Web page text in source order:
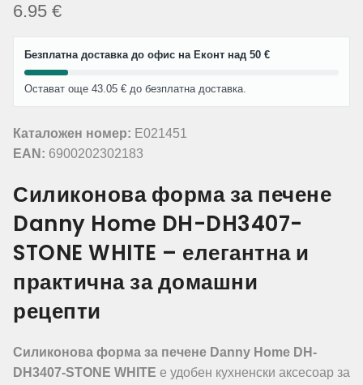
6.95 €
Безплатна доставка до офис на Еконт над 50 €
Остават още 43.05 € до безплатна доставка.
Каталожен номер: E021451
EAN: 6900202302183
Силиконова форма за печене
Danny Home DH-DH3407-
STONE WHITE – елегантна и
практична за домашни
рецепти
Силиконова форма за печене Danny Home DH-
DH3407-STONE WHITE е удобен кухненски аксесоар за